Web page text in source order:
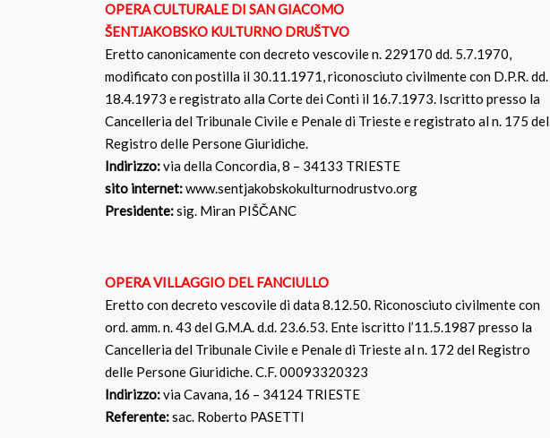
OPERA CULTURALE DI SAN GIACOMO
ŠENTJAKOBSKO KULTURNO DRUŠTVO
Eretto canonicamente con decreto vescovile n. 229170 dd. 5.7.1970,
modificato con postilla il 30.11.1971, riconosciuto civilmente con D.P.R. dd.
18.4.1973 e registrato alla Corte dei Conti il 16.7.1973. Iscritto presso la
Cancelleria del Tribunale Civile e Penale di Trieste e registrato al n. 175 del
Registro delle Persone Giuridiche.
Indirizzo:via della Concordia, 8 – 34133 TRIESTE
sito internet:www.sentjakobskokulturnodrustvo.org
Presidente:sig. Miran PIŠČANC
OPERA VILLAGGIO DEL FANCIULLO
Eretto con decreto vescovile di data 8.12.50. Riconosciuto civilmente con
ord. amm. n. 43 del G.M.A. d.d. 23.6.53. Ente iscritto l’11.5.1987 presso la
Cancelleria del Tribunale Civile e Penale di Trieste al n. 172 del Registro
delle Persone Giuridiche. C.F. 00093320323
Indirizzo:via Cavana, 16 – 34124 TRIESTE
Referente:sac. Roberto PASETTI